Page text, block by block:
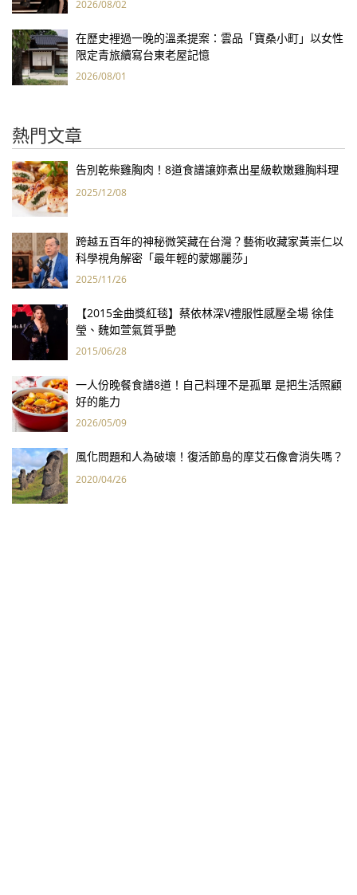
2026/08/02
在歷史裡過一晚的溫柔提案：雲品「寶桑小町」以女性
限定青旅續寫台東老屋記憶
2026/08/01
熱門文章
告別乾柴雞胸肉！8道食譜讓妳煮出星級軟嫩雞胸料理
2025/12/08
跨越五百年的神秘微笑藏在台灣？藝術收藏家黃崇仁以
科學視角解密「最年輕的蒙娜麗莎」
2025/11/26
【2015金曲獎紅毯】蔡依林深V禮服性感壓全場 徐佳
瑩、魏如萱氣質爭艷
2015/06/28
一人份晚餐食譜8道！自己料理不是孤單 是把生活照顧
好的能力
2026/05/09
風化問題和人為破壞！復活節島的摩艾石像會消失嗎？
2020/04/26